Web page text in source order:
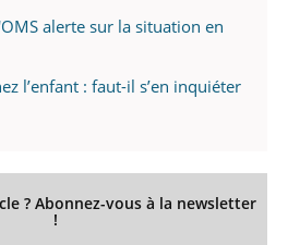
alerte sur la situation en
l’enfant : faut-il s’en inquiéter
? Abonnez-vous à la newsletter
!